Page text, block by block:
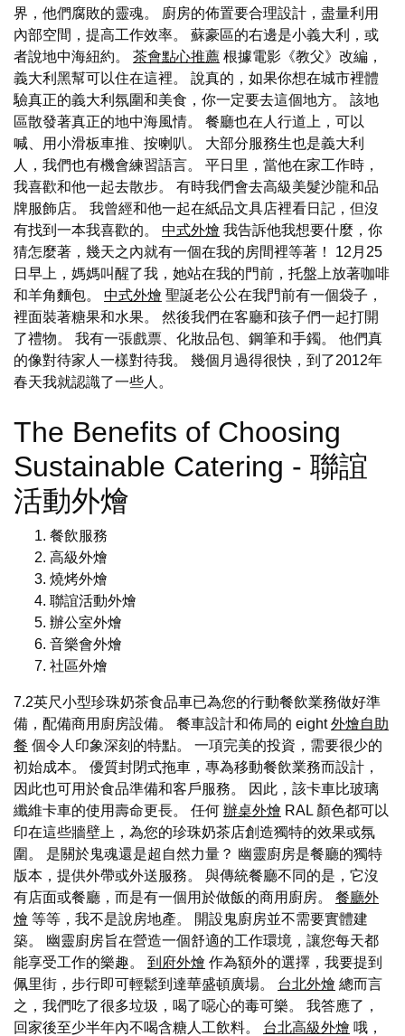
界，他們腐敗的靈魂。 廚房的佈置要合理設計，盡量利用
內部空間，提高工作效率。 蘇豪區的右邊是小義大利，或
者說地中海紐約。 茶會點心推薦 根據電影《教父》改編，
義大利黑幫可以住在這裡。 說真的，如果你想在城市裡體
驗真正的義大利氛圍和美食，你一定要去這個地方。 該地
區散發著真正的地中海風情。 餐廳也在人行道上，可以
喊、用小滑板車推、按喇叭。 大部分服務生也是義大利
人，我們也有機會練習語言。 平日里，當他在家工作時，
我喜歡和他一起去散步。 有時我們會去高級美髮沙龍和品
牌服飾店。 我曾經和他一起在紙品文具店裡看日記，但沒
有找到一本我喜歡的。 中式外燴 我告訴他我想要什麼，你
猜怎麼著，幾天之內就有一個在我的房間裡等著！ 12月25
日早上，媽媽叫醒了我，她站在我的門前，托盤上放著咖啡
和羊角麵包。 中式外燴 聖誕老公公在我門前有一個袋子，
裡面裝著糖果和水果。 然後我們在客廳和孩子們一起打開
了禮物。 我有一張戲票、化妝品包、鋼筆和手鐲。 他們真
的像對待家人一樣對待我。 幾個月過得很快，到了2012年
春天我就認識了一些人。
The Benefits of Choosing
Sustainable Catering - 聯誼
活動外燴
餐飲服務
高級外燴
燒烤外燴
聯誼活動外燴
辦公室外燴
音樂會外燴
社區外燴
7.2英尺小型珍珠奶茶食品車已為您的行動餐飲業務做好準
備，配備商用廚房設備。 餐車設計和佈局的 eight外燴自助
餐 個令人印象深刻的特點。 一項完美的投資，需要很少的
初始成本。 優質封閉式拖車，專為移動餐飲業務而設計，
因此也可用於食品準備和客戶服務。 因此，該卡車比玻璃
纖維卡車的使用壽命更長。 任何 辦桌外燴 RAL 顏色都可以
印在這些牆壁上，為您的珍珠奶茶店創造獨特的效果或氛
圍。 是關於鬼魂還是超自然力量？ 幽靈廚房是餐廳的獨特
版本，提供外帶或外送服務。 與傳統餐廳不同的是，它沒
有店面或餐廳，而是有一個用於做飯的商用廚房。 餐廳外
燴 等等，我不是說房地產。 開設鬼廚房並不需要實體建
築。 幽靈廚房旨在營造一個舒適的工作環境，讓您每天都
能享受工作的樂趣。 到府外燴 作為額外的選擇，我要提到
佩里街，步行即可輕鬆到達華盛頓廣場。 台北外燴 總而言
之，我們吃了很多垃圾，喝了噁心的毒可樂。 我答應了，
回家後至少半年內不喝含糖人工飲料。 台北高級外燴 哦，